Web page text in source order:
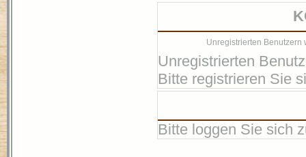
Unregistrierten Benutzern
Unregistrierten
Bitte registrieren Sie
Bitte loggen Sie sich